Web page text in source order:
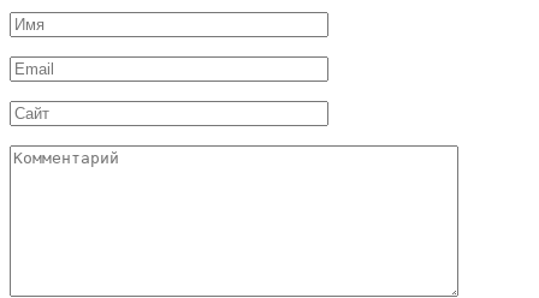
Имя
*
Email
*
Сайт
Комментарий